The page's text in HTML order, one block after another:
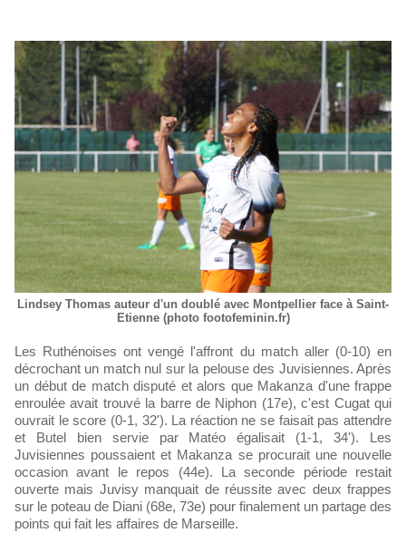
Lindsey Thomas auteur d'un doublé avec Montpellier face à Saint-
Etienne (photo footofeminin.fr)
Les Ruthénoises ont vengé l'affront du match aller (0-10) en
décrochant un match nul sur la pelouse des Juvisiennes. Après
un début de match disputé et alors que Makanza d'une frappe
enroulée avait trouvé la barre de Niphon (17e), c'est Cugat qui
ouvrait le score (0-1, 32'). La réaction ne se faisait pas attendre
et Butel bien servie par Matéo égalisait (1-1, 34'). Les
Juvisiennes poussaient et Makanza se procurait une nouvelle
occasion avant le repos (44e). La seconde période restait
ouverte mais Juvisy manquait de réussite avec deux frappes
sur le poteau de Diani (68e, 73e) pour finalement un partage des
points qui fait les affaires de Marseille.